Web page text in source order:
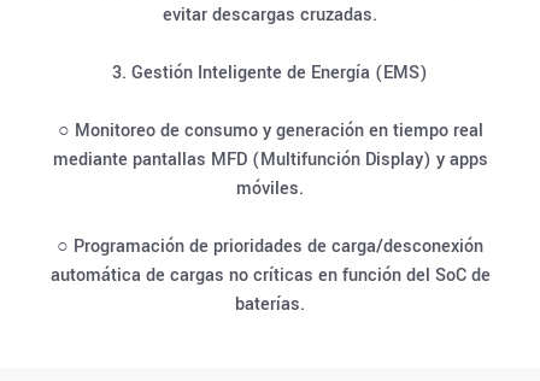
evitar descargas cruzadas.
3. Gestión Inteligente de Energía (EMS)
○ Monitoreo de consumo y generación en tiempo real
mediante pantallas MFD (Multifunción Display) y apps
móviles.
○ Programación de prioridades de carga/desconexión
automática de cargas no críticas en función del SoC de
baterías.